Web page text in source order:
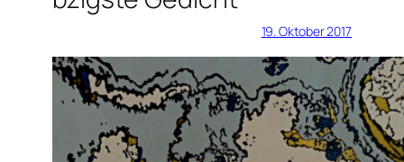
19. Oktober 2017